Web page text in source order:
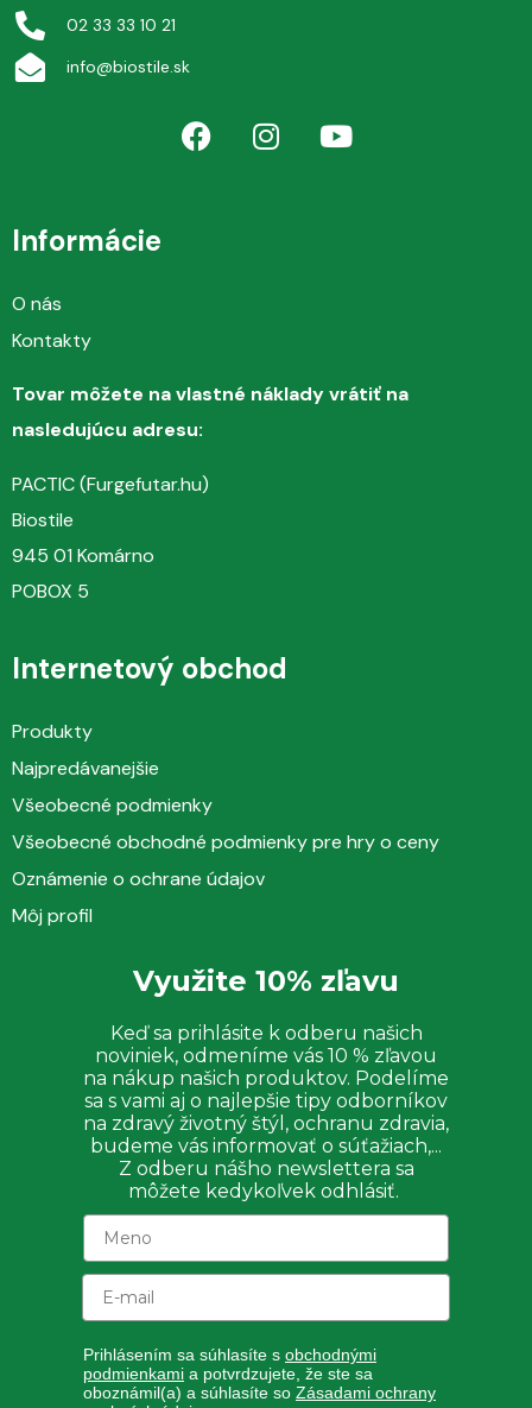
02 33 33 10 21
info@biostile.sk
Informácie
O nás
Kontakty
Tovar môžete na vlastné náklady vrátiť na
nasledujúcu adresu:
PACTIC (Furgefutar.hu)
Biostile
945 01 Komárno
POBOX 5
Internetový obchod
Produkty
Najpredávanejšie
Všeobecné podmienky
Všeobecné obchodné podmienky pre hry o ceny
Oznámenie o ochrane údajov
Môj profil
Využite 10% zľavu
Keď sa prihlásite k odberu našich
noviniek, odmeníme vás 10 % zľavou
na nákup našich produktov. Podelíme
sa s vami aj o najlepšie tipy odborníkov
na zdravý životný štýl, ochranu zdravia,
budeme vás informovať o súťažiach,...
Z odberu nášho newslettera sa
môžete kedykoľvek odhlásiť.
Prihlásením sa súhlasíte s obchodnými
podmienkami a potvrdzujete, že ste sa
oboznámil(a) a súhlasíte so Zásadami ochrany